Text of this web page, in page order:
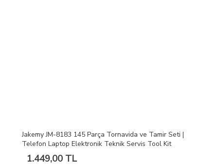
Jakemy JM-8183 145 Parça Tornavida ve Tamir Seti |
Telefon Laptop Elektronik Teknik Servis Tool Kit
1.449,00 TL